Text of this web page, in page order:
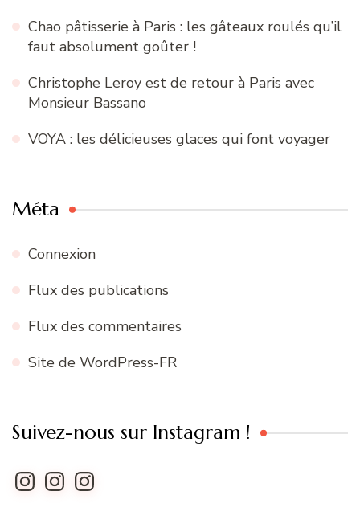
Chao pâtisserie à Paris : les gâteaux roulés qu’il
faut absolument goûter !
Christophe Leroy est de retour à Paris avec
Monsieur Bassano
VOYA : les délicieuses glaces qui font voyager
Méta
Connexion
Flux des publications
Flux des commentaires
Site de WordPress-FR
Suivez-nous sur Instagram !
Instagram
InstagramInstagram